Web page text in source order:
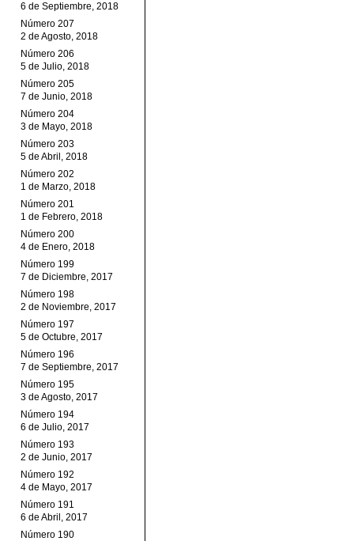
6 de Septiembre, 2018
Número 207
2 de Agosto, 2018
Número 206
5 de Julio, 2018
Número 205
7 de Junio, 2018
Número 204
3 de Mayo, 2018
Número 203
5 de Abril, 2018
Número 202
1 de Marzo, 2018
Número 201
1 de Febrero, 2018
Número 200
4 de Enero, 2018
Número 199
7 de Diciembre, 2017
Número 198
2 de Noviembre, 2017
Número 197
5 de Octubre, 2017
Número 196
7 de Septiembre, 2017
Número 195
3 de Agosto, 2017
Número 194
6 de Julio, 2017
Número 193
2 de Junio, 2017
Número 192
4 de Mayo, 2017
Número 191
6 de Abril, 2017
Número 190